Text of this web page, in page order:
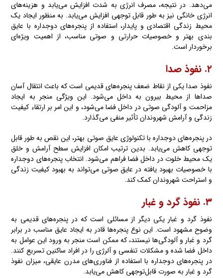
می‌دهد. در نتیجه، مصرف انرژی به شدت افزایش می‌یابد و هزینه‌های
انرژی خانگی نیز به طور قابل توجهی افزایش می‌یابد. به منظور ایجاد یک
محیط زندگی اقتصادی و پایدار، استفاده از پنجره‌های دوجداره با عایق
بندی بهتر و خصوصیات حرارتی و صوتی مناسب، از اهمیت ویژه‌ای
برخوردار است.
۲. نفوذ صدا
نفوذ صدا یکی از نقاط ضعف پنجره‌های قدیمی است که باعث انتقال آسان
صداها از محیط بیرون به داخل می‌شود. این ویژگی منجر به ایجاد
مزاحمت و آلودگی صوتی در داخل فضا می‌شود، و این امر بر ارتقاء کیفیت
زندگی و آرامش شهروندان تأثیر منفی می‌گذارد.
در پنجره‌های دوجداره با تکنولوژی عایق صوتی بهتر، این نقص به طور قابل
توجهی کاهش می‌یابد. بدین ترتیب امکان افزایش سطح آرامش و خلق
یک محیط خلوت در داخل فضا فراهم می‌شود. انتخاب پنجره‌های دوجداره
با خصوصیات بهبود یافته در عایق صوتی می‌تواند به بهبود کیفیت زندگی
و استراحت شهروندان کمک کند.
۳. نفوذ گرد و غبار
نفوذ گرد و غبار یکی دیگر از مسائلی است که در پنجره‌های قدیمی به
وضوح مشهود است. این نوع پنجره‌ها قادر به ایجاد عایق مناسب در برابر
گرد و غبار و آلودگی‌ها نیستند، که ممکن است منجر به ورود این عوامل به
داخل فضا شده و مشکلات تنفسی و آلرژی را در افراد ساکنین تسریع کنند.
در پنجره‌های دوجداره با استفاده از فناوری‌های مدرن عایقی، میزان نفوذ
گرد و غبار به صورت قابل‌توجهی کاهش می‌یابد.